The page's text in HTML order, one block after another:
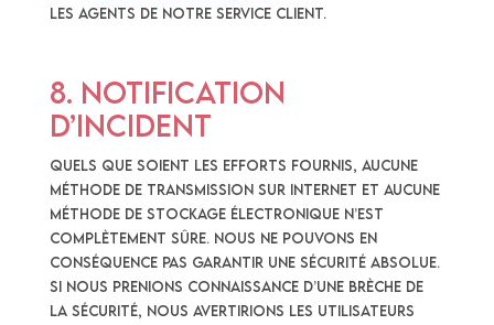
les agents de notre service client.
8. Notification
d’incident
Quels que soient les efforts fournis, aucune
méthode de transmission sur Internet et aucune
méthode de stockage électronique n’est
complètement sûre. Nous ne pouvons en
conséquence pas garantir une sécurité absolue.
Si nous prenions connaissance d’une brèche de
la sécurité, nous avertirions les utilisateurs